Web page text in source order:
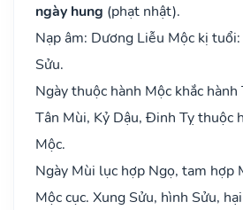
ngày hung (phạt nhật).
Nạp âm: Dương Liễu Mộc kị
Sửu.
Ngày thuộc hành Mộc khắc
Tân Mùi, Kỷ Dậu, Đinh Tỵ thuộc
Mộc.
Ngày Mùi lục hợp Ngọ, tam hợp
Mộc cục. Xung Sửu, hình Sửu,